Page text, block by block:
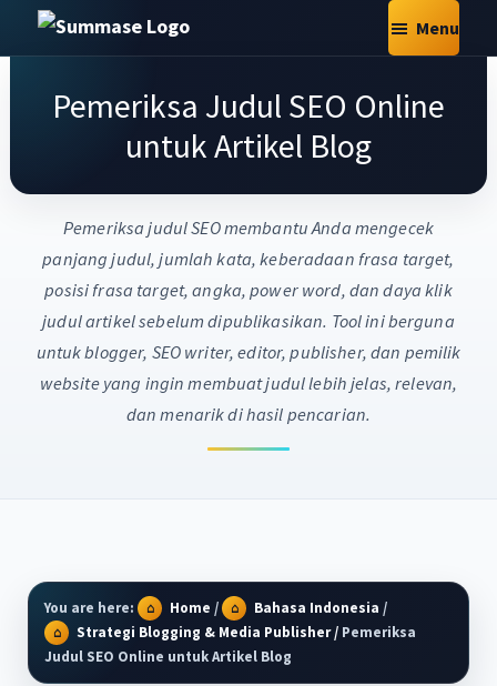
content
sidebar
Summase.Org
My
Daily
Inspiration
That
Motivate
Menu
Pemeriksa Judul SEO Online
untuk Artikel Blog
Pemeriksa judul SEO membantu Anda mengecek
panjang judul, jumlah kata, keberadaan frasa target,
posisi frasa target, angka, power word, dan daya klik
judul artikel sebelum dipublikasikan. Tool ini berguna
untuk blogger, SEO writer, editor, publisher, dan pemilik
website yang ingin membuat judul lebih jelas, relevan,
dan menarik di hasil pencarian.
You are here: Home / Bahasa Indonesia /
Strategi Blogging & Media Publisher/ Pemeriksa
Judul SEO Online untuk Artikel Blog